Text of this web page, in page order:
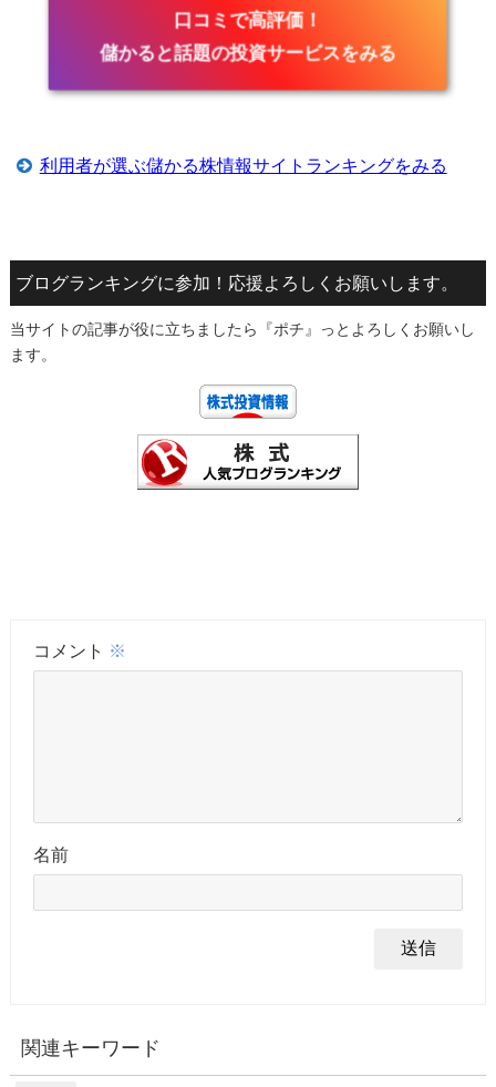
口コミで高評価！
儲かると話題の投資サービスをみる
利用者が選ぶ儲かる株情報サイトランキングをみる
ブログランキングに参加！応援よろしくお願いします。
当サイトの記事が役に立ちましたら『ポチ』っとよろしくお願いし
ます。
コメント ※
名前
関連キーワード